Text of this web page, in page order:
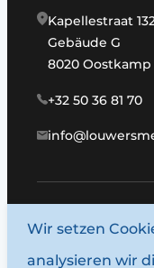
Kapellestraat
Gebäude G
8020
+32 50 36 81 70
©
Wir setzen
analysieren wir